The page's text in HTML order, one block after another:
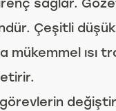
Çeşitli
mükemmel